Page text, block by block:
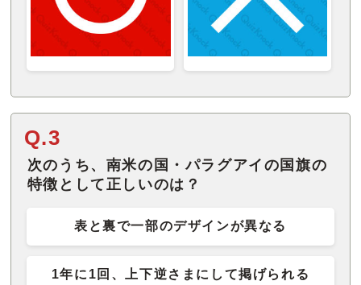
Q.3
次のうち、南米の国・パラグアイの国旗の
特徴として正しいのは？
表と裏で一部のデザインが異なる
1年に1回、上下逆さまにして掲げられる